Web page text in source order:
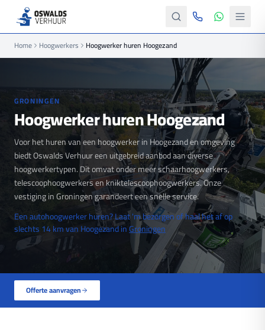
Home Hoogwerkers Hoogwerker huren Hoogezand
GRONINGEN
Hoogwerker huren Hoogezand
Voor het huren van een hoogwerker in Hoogezand en omgeving
biedt Oswalds Verhuur een uitgebreid aanbod aan diverse
hoogwerkertypen. Dit omvat onder meer schaarhoogwerkers,
telescoophoogwerkers en kniktelescoophoogwerkers. Onze
vestiging in Groningen garandeert een snelle service.
Een autohoogwerker huren? Laat 'm bezorgen of haal het af op
slechts 14 km van Hoogezand inGroningen
Offerte aanvragen